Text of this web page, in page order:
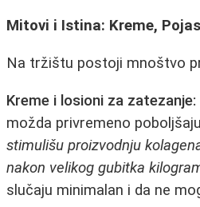
Mitovi i Istina: Kreme,
Na tržištu postoji mnoštvo
Kreme i losioni za zatezanje:
možda privremeno
stimulišu proizvodnju
nakon velikog gubitka
slučaju minimalan i da ne